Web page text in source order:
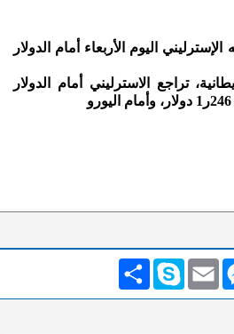
الإسترليني اليوم الأربعاء أمام الدولار
تراجع الاسترليني أمام الدولار
انشر Skype Email